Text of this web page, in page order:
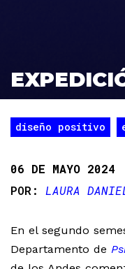
diseño positivo
06 DE MAYO 2024
LAURA
En el segundo
Departamento de